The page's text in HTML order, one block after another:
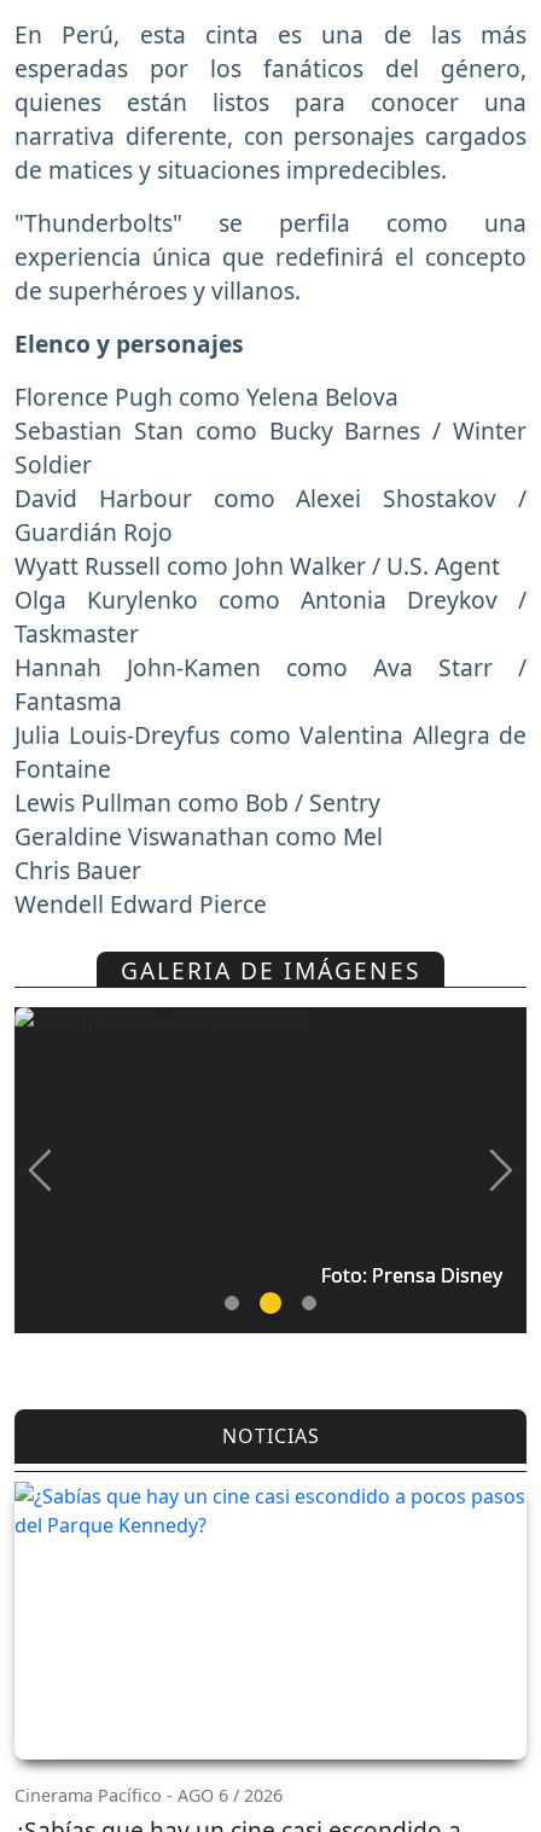
En Perú, esta cinta es una de las más
esperadas por los fanáticos del género,
quienes están listos para conocer una
narrativa diferente, con personajes cargados
de matices y situaciones impredecibles.
"Thunderbolts" se perfila como una
experiencia única que redefinirá el concepto
de superhéroes y villanos.
Elenco y personajes
Florence Pugh como Yelena Belova
Sebastian Stan como Bucky Barnes / Winter
Soldier
David Harbour como Alexei Shostakov /
Guardián Rojo
Wyatt Russell como John Walker / U.S. Agent
Olga Kurylenko como Antonia Dreykov /
Taskmaster
Hannah John-Kamen como Ava Starr /
Fantasma
Julia Louis-Dreyfus como Valentina Allegra de
Fontaine
Lewis Pullman como Bob / Sentry
Geraldine Viswanathan como Mel
Chris Bauer
Wendell Edward Pierce
GALERIA DE IMÁGENES
Foto: Prensa Disney
Foto: Prensa Disney
Foto: Prensa Disney
Previous Next
NOTICIAS
Cinerama Pacífico - AGO 6 / 2026